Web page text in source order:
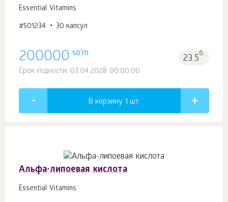
Essential Vitamins
#501234 30 капсул
200000 so'm 23.5б.
Срок годности: 03.04.2028 00:00:00
В корзину 1 шт.
Альфа-липоевая кислота
Essential Vitamins